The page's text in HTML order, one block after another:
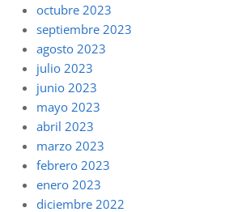
octubre 2023
septiembre 2023
agosto 2023
julio 2023
junio 2023
mayo 2023
abril 2023
marzo 2023
febrero 2023
enero 2023
diciembre 2022